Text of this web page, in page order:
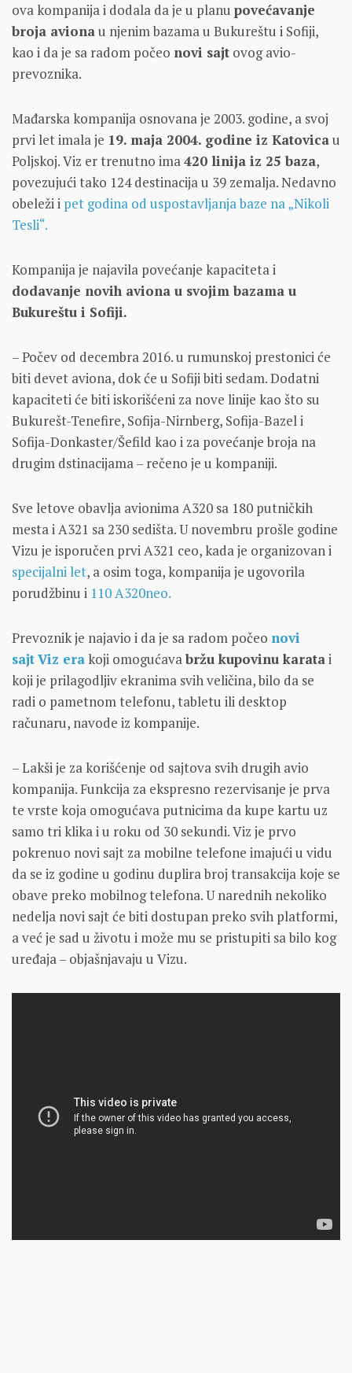
ova kompanija i dodala da je u planu povećavanje
broja avionau njenim bazama u Bukureštu i Sofiji,
kao i da je sa radom počeo novi sajt ovog avio-
prevoznika.
Mađarska kompanija osnovana je 2003. godine, a svoj
prvi let imala je 19. maja 2004. godine iz Katovicau
Poljskoj. Viz er trenutno ima420 linija iz 25 baza,
povezujući tako 124 destinacija u 39 zemalja. Nedavno
obeleži i pet godina od uspostavljanja baze na „Nikoli
Tesli“.
Kompanija je najavila povećanje kapaciteta i
dodavanje novih aviona u svojim bazama u
Bukureštu i Sofiji.
– Počev od decembra 2016. u rumunskoj prestonici će
biti devet aviona, dok će u Sofiji biti sedam. Dodatni
kapaciteti će biti iskorišćeni za nove linije kao što su
Bukurešt-Tenefire, Sofija-Nirnberg, Sofija-Bazel i
Sofija-Donkaster/Šefild kao i za povećanje broja na
drugim dstinacijama – rečeno je u kompaniji.
Sve letove obavlja avionima A320 sa 180 putničkih
mesta i A321 sa 230 sedišta. U novembru prošle godine
Vizu je isporučen prvi A321 ceo, kada je organizovan i
specijalni let, a osim toga, kompanija je ugovorila
porudžbinu i 110 A320neo.
Prevoznik je najavio i da je sa radom počeo novi
sajtViz erakoji omogućavabržu kupovinu karatai
koji je prilagodljiv ekranima svih veličina, bilo da se
radi o pametnom telefonu, tabletu ili desktop
računaru, navode iz kompanije.
– Lakši je za korišćenje od sajtova svih drugih avio
kompanija. Funkcija za ekspresno rezervisanje je prva
te vrste koja omogućava putnicima da kupe kartu uz
samo tri klika i u roku od 30 sekundi. Viz je prvo
pokrenuo novi sajt za mobilne telefone imajući u vidu
da se iz godine u godinu duplira broj transakcija koje se
obave preko mobilnog telefona. U narednih nekoliko
nedelja novi sajt će biti dostupan preko svih platformi,
a već je sad u životu i može mu se pristupiti sa bilo kog
uređaja – objašnjavaju u Vizu.